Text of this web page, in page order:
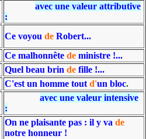
avec une valeur attributive
:
Ce voyou de Robert...
Ce malhonnête de ministre !...
Quel beau brin de fille !...
C'est un homme tout d'un bloc.
avec une valeur intensive
:
On ne plaisante pas : il y va de
notre honneur !